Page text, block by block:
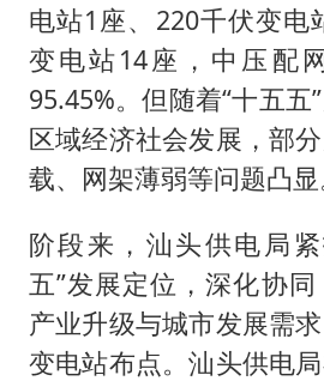
电站1座、220千伏变电
变电站14座，中压配
95.45%。但随着“十五五
区域经济社会发展，部
载、网架薄弱等问题凸显
阶段来，汕头供电局
五”发展定位，深化协
产业升级与城市发展需
变电站布点。汕头供电